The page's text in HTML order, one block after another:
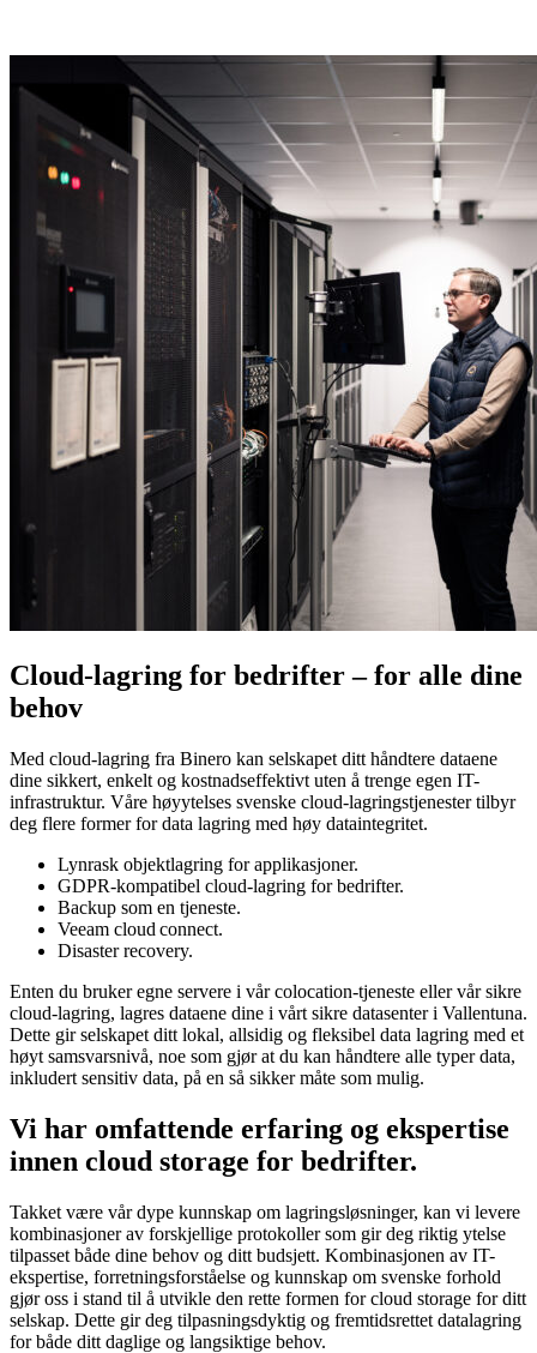
Cloud-lagring for bedrifter – for alle dine
behov
Med cloud-lagring fra Binero kan selskapet ditt håndtere dataene
dine sikkert, enkelt og kostnadseffektivt uten å trenge egen IT-
infrastruktur. Våre høyytelses svenske cloud-lagringstjenester tilbyr
deg flere former for data lagring med høy dataintegritet.
Lynrask objektlagring for applikasjoner.
GDPR-kompatibel cloud-lagring for bedrifter.
Backup som en tjeneste.
Veeam cloud connect.
Disaster recovery.
Enten du bruker egne servere i vår colocation-tjeneste eller vår sikre
cloud-lagring, lagres dataene dine i vårt sikre datasenter i Vallentuna.
Dette gir selskapet ditt lokal, allsidig og fleksibel data lagring med et
høyt samsvarsnivå, noe som gjør at du kan håndtere alle typer data,
inkludert sensitiv data, på en så sikker måte som mulig.
Vi har omfattende erfaring og ekspertise
innen cloud storage for bedrifter.
Takket være vår dype kunnskap om lagringsløsninger, kan vi levere
kombinasjoner av forskjellige protokoller som gir deg riktig ytelse
tilpasset både dine behov og ditt budsjett. Kombinasjonen av IT-
ekspertise, forretningsforståelse og kunnskap om svenske forhold
gjør oss i stand til å utvikle den rette formen for cloud storage for ditt
selskap. Dette gir deg tilpasningsdyktig og fremtidsrettet datalagring
for både ditt daglige og langsiktige behov.